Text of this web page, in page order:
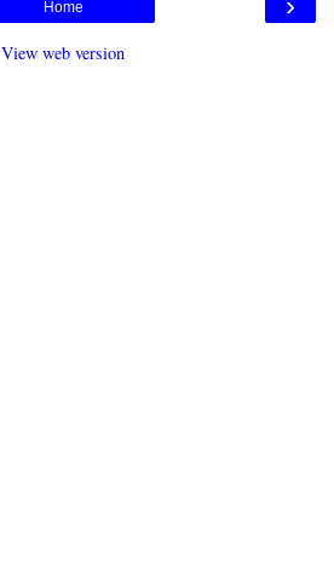
Home
View web version